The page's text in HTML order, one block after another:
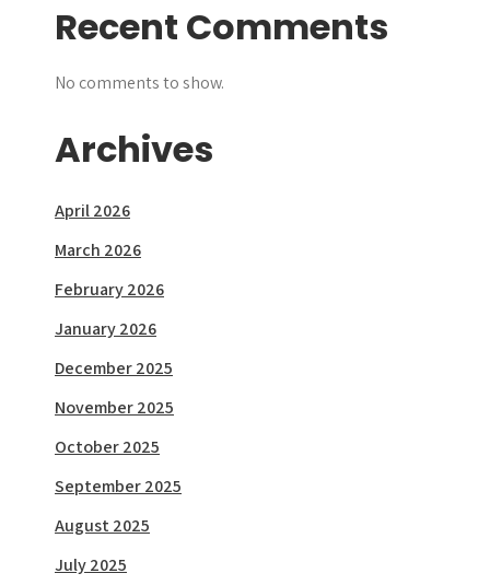
Recent Comments
No comments to show.
Archives
April 2026
March 2026
February 2026
January 2026
December 2025
November 2025
October 2025
September 2025
August 2025
July 2025